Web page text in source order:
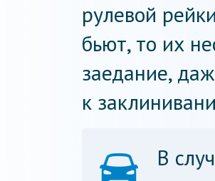
рулевой
бьют, то их
заедание,
к
В